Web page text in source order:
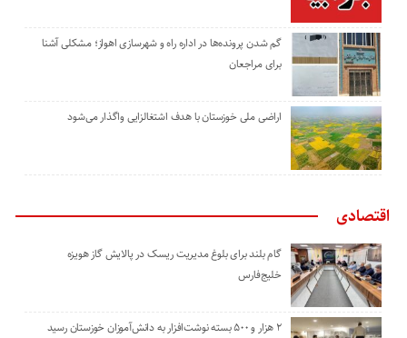
گم شدن پرونده‌ها در اداره راه و شهرسازی اهواز؛ مشکلی آشنا
برای مراجعان
اراضی ملی خوزستان با هدف اشتغالزایی واگذار می‌شود
اقتصادی
گام بلند برای بلوغ مدیریت ریسک در پالایش گاز هویزه
خلیج‌فارس
۲ هزار و ۵۰۰ بسته نوشت‌افزار به دانش‌آموزان خوزستان رسید